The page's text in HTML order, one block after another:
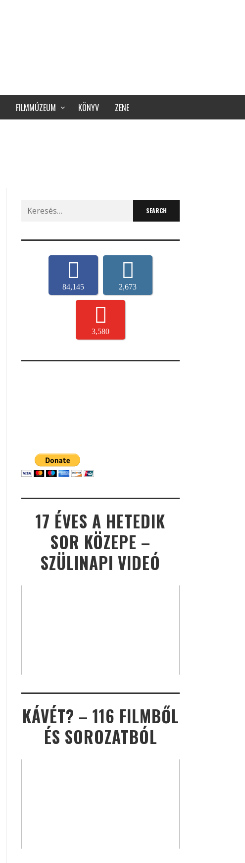
FILMMÚZEUM KÖNYV ZENE
Search
for:
84,145 2,673
3,580
17 ÉVES A HETEDIK
SOR KÖZEPE –
SZÜLINAPI VIDEÓ
KÁVÉT? – 116 FILMBŐL
ÉS SOROZATBÓL